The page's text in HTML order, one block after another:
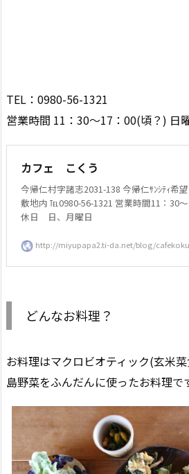
TEL：0980-56-1321
営業時間 11：30～17：00(頃？) 日
カフェ こくう
今帰仁村字諸志2031-138 今帰仁ｻﾝｼﾃｨ希
敷地内 ℡0980-56-1321 営業時間11：30
休日 日、月曜日
http://miyupapa2.ti-da.net/blog/
どんなお料理？
お料理はマクロビオティック(玄米
島野菜をふんだんに使ったお料理で